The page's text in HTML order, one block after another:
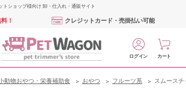
トショップ様向け 卸・仕入れ・通販サイト
！ クレジットカード・売掛払い可能
ログイン カート
動物おやつ・栄養補助食 おやつ フルーツ系 スムース